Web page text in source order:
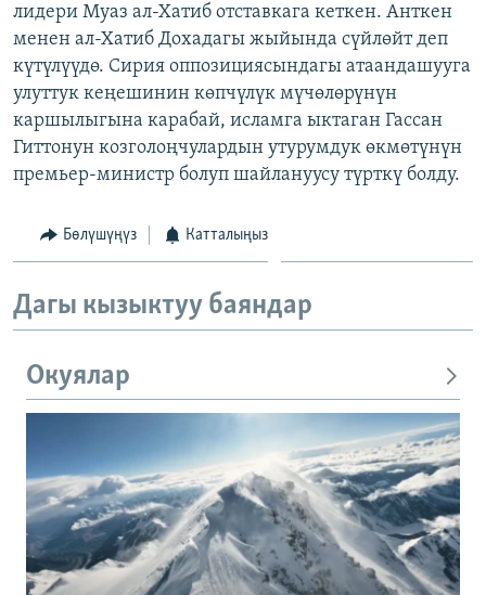
лидери Муаз ал-Хатиб отставкага кеткен. Анткен
менен ал-Хатиб Дохадагы жыйында сүйлөйт деп
күтүлүүдө. Сирия оппозициясындагы атаандашууга
улуттук кеңешинин көпчүлүк мүчөлөрүнүн
каршылыгына карабай, исламга ыктаган Гассан
Гиттонун козголоңчулардын утурумдук өкмөтүнүн
премьер-министр болуп шайлануусу түрткү болду.
Бөлүшүңүз Катталыңыз
Дагы кызыктуу баяндар
Окуялар